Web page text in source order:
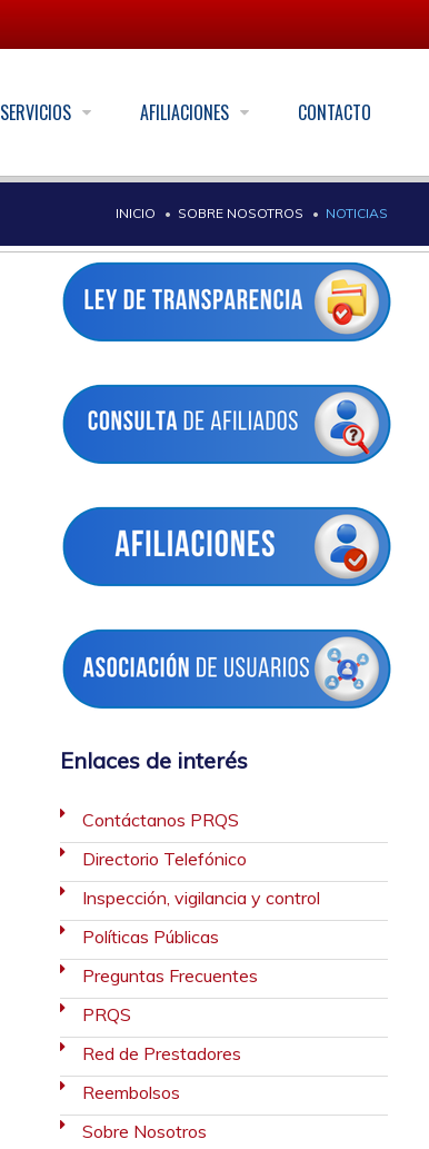
SERVICIOS AFILIACIONES CONTACTO
INICIO SOBRE NOSOTROS NOTICIAS
Enlaces de interés
Contáctanos PRQS
Directorio Telefónico
Inspección, vigilancia y control
Políticas Públicas
Preguntas Frecuentes
PRQS
Red de Prestadores
Reembolsos
Sobre Nosotros